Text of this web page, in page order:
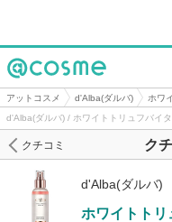
@cosme
アットコスメ d'Alba(ダルバ) ホワ
d'Alba(ダルバ) / ホワイトトリュフバイ
ク
クチコミ
d'Alba(ダルバ)
ホワイトトリ